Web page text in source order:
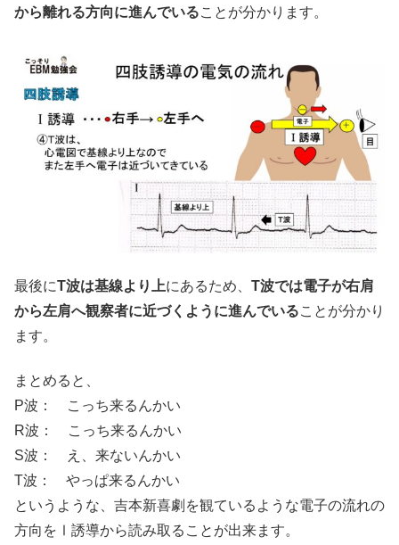
から離れる方向に進んでいることが分かります。
最後にT波は基線より上にあるため、 T波では電子が右肩
から左肩へ観察者に近づくように進んでいることが分かり
ます。
まとめると、
P波： こっち来るんかい
R波： こっち来るんかい
S波： え、来ないんかい
T波： やっぱ来るんかい
というような、吉本新喜劇を観ているような電子の流れの
方向をⅠ誘導から読み取ることが出来ます。